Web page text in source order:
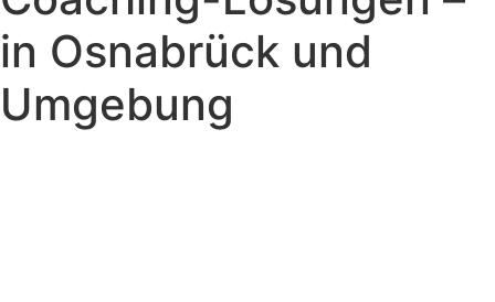
in Osnabrück und
Umgebung